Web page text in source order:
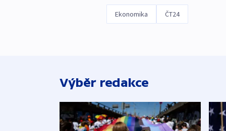
Ekonomika ČT24
Výběr redakce